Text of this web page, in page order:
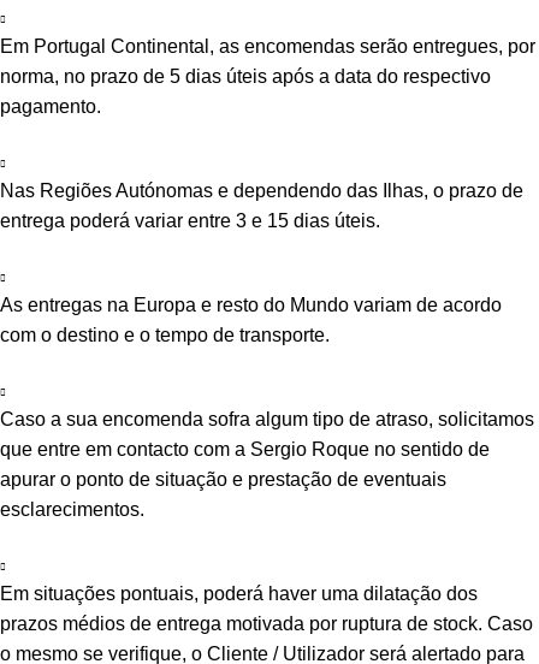
Em Portugal Continental, as encomendas serão entregues, por
norma, no prazo de 5 dias úteis após a data do respectivo
pagamento.
Nas Regiões Autónomas e dependendo das Ilhas, o prazo de
entrega poderá variar entre 3 e 15 dias úteis.
As entregas na Europa e resto do Mundo variam de acordo
com o destino e o tempo de transporte.
Caso a sua encomenda sofra algum tipo de atraso, solicitamos
que entre em contacto com a Sergio Roque no sentido de
apurar o ponto de situação e prestação de eventuais
esclarecimentos.
Em situações pontuais, poderá haver uma dilatação dos
prazos médios de entrega motivada por ruptura de stock. Caso
o mesmo se verifique, o Cliente / Utilizador será alertado para